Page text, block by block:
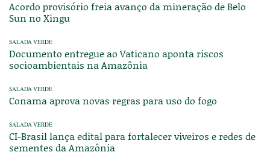
Acordo provisório freia avanço da mineração de Belo
Sun no Xingu
SALADA VERDE
Documento entregue ao Vaticano aponta riscos
socioambientais na Amazônia
SALADA VERDE
Conama aprova novas regras para uso do fogo
SALADA VERDE
CI-Brasil lança edital para fortalecer viveiros e redes de
sementes da Amazônia